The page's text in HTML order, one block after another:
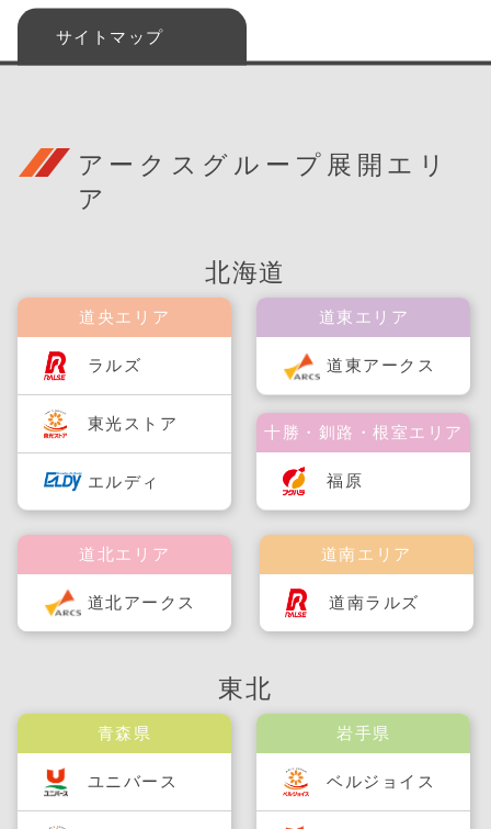
サイトマップ
アークスグループ展開エリ
ア
北海道
道央エリア
ラルズ
東光ストア
エルディ
道南エリア
道南ラルズ
道北エリア
道北アークス
道東エリア
道東アークス
十勝・釧路・根室エリア
福原
東北
青森県
ユニバース
岩手県
ベルジョイス